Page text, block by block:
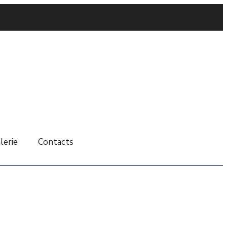
Contacts